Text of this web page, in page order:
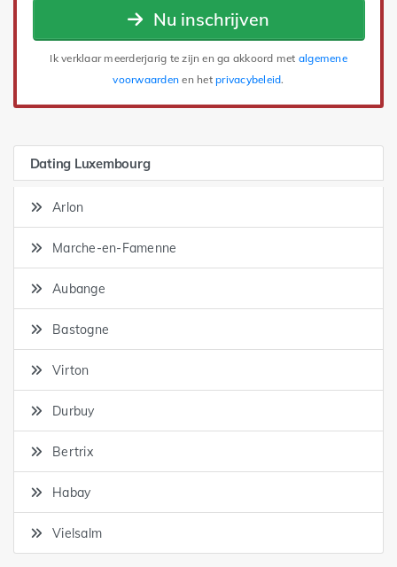
Nu inschrijven
Ik verklaar meerderjarig te zijn en ga akkoord met algemene
voorwaarden en hetprivacybeleid.
Dating Luxembourg
Arlon
Marche-en-Famenne
Aubange
Bastogne
Virton
Durbuy
Bertrix
Habay
Vielsalm